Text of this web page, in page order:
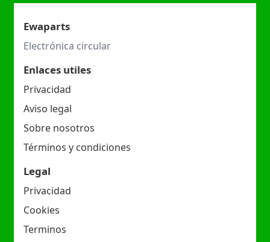
Ewaparts
Electrónica circular
Enlaces utiles
Privacidad
Aviso legal
Sobre nosotros
Términos y condiciones
Legal
Privacidad
Cookies
Terminos